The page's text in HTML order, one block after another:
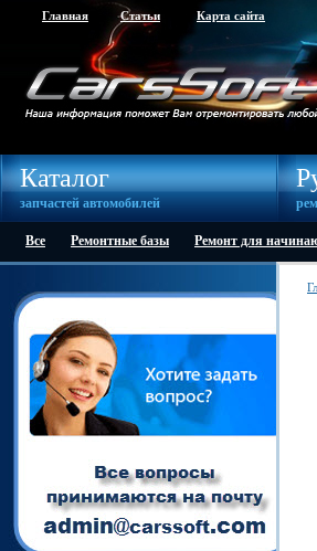
Главная Статьи Карта сайта
Каталог
запчастей автомобилей
Все Ремонтные базы Ремонт для